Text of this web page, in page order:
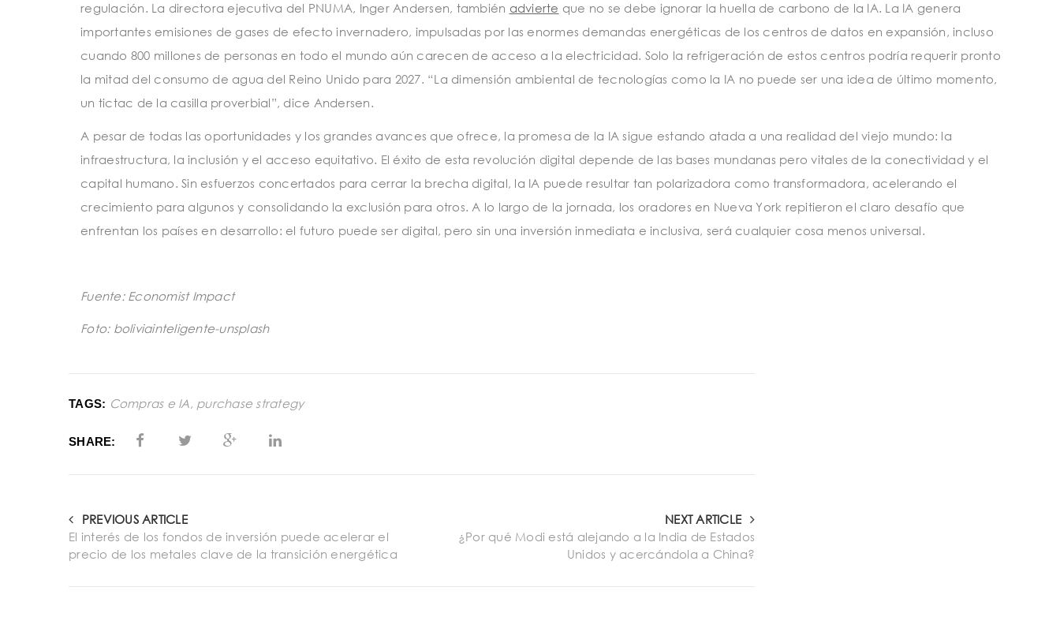
regulación. La directora ejecutiva del PNUMA, Inger Andersen, también advierte que no se debe ignorar la huella de carbono de la IA. La IA genera
importantes emisiones de gases de efecto invernadero, impulsadas por las enormes demandas energéticas de los centros de datos en expansión, incluso
cuando 800 millones de personas en todo el mundo aún carecen de acceso a la electricidad. Solo la refrigeración de estos centros podría requerir pronto
la mitad del consumo de agua del Reino Unido para 2027. “La dimensión ambiental de tecnologías como la IA no puede ser una idea de último momento,
un tictac de la casilla proverbial”, dice Andersen.
A pesar de todas las oportunidades y los grandes avances que ofrece, la promesa de la IA sigue estando atada a una realidad del viejo mundo: la
infraestructura, la inclusión y el acceso equitativo. El éxito de esta revolución digital depende de las bases mundanas pero vitales de la conectividad y el
capital humano. Sin esfuerzos concertados para cerrar la brecha digital, la IA puede resultar tan polarizadora como transformadora, acelerando el
crecimiento para algunos y consolidando la exclusión para otros. A lo largo de la jornada, los oradores en Nueva York repitieron el claro desafío que
enfrentan los países en desarrollo: el futuro puede ser digital, pero sin una inversión inmediata e inclusiva, será cualquier cosa menos universal.
Fuente: Economist Impact
Foto: boliviainteligente-unsplash
TAGS: Compras e IA, purchase strategy
SHARE:
PREVIOUS ARTICLE
El interés de los fondos de inversión puede acelerar el
precio de los metales clave de la transición energética
NEXT ARTICLE
¿Por qué Modi está alejando a la India de Estados
Unidos y acercándola a China?